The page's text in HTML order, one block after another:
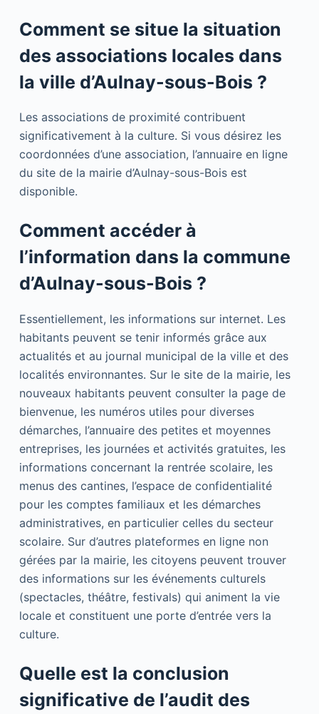
Comment se situe la situation
des associations locales dans
la ville d’Aulnay-sous-Bois ?
Les associations de proximité contribuent
significativement à la culture. Si vous désirez les
coordonnées d’une association, l’annuaire en ligne
du site de la mairie d’Aulnay-sous-Bois est
disponible.
Comment accéder à
l’information dans la commune
d’Aulnay-sous-Bois ?
Essentiellement, les informations sur internet. Les
habitants peuvent se tenir informés grâce aux
actualités et au journal municipal de la ville et des
localités environnantes. Sur le site de la mairie, les
nouveaux habitants peuvent consulter la page de
bienvenue, les numéros utiles pour diverses
démarches, l’annuaire des petites et moyennes
entreprises, les journées et activités gratuites, les
informations concernant la rentrée scolaire, les
menus des cantines, l’espace de confidentialité
pour les comptes familiaux et les démarches
administratives, en particulier celles du secteur
scolaire. Sur d’autres plateformes en ligne non
gérées par la mairie, les citoyens peuvent trouver
des informations sur les événements culturels
(spectacles, théâtre, festivals) qui animent la vie
locale et constituent une porte d’entrée vers la
culture.
Quelle est la conclusion
significative de l’audit des